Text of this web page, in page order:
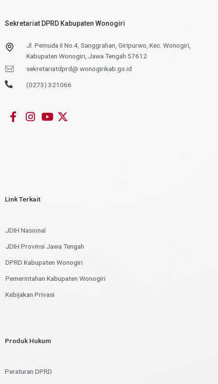
Sekretariat DPRD Kabupaten Wonogiri
Jl. Pemuda II No.4, Sanggrahan, Giripurwo, Kec. Wonogiri,
Kabupaten Wonogiri, Jawa Tengah 57612
sekretariatdprd@ wonogirikab.go.id
(0273) 321066
Link Terkait
JDIH Nasional
JDIH Provinsi Jawa Tengah
DPRD Kabupaten Wonogiri
Pemerintahan Kabupaten Wonogiri
Kebijakan Privasi
Produk Hukum
Peraturan DPRD